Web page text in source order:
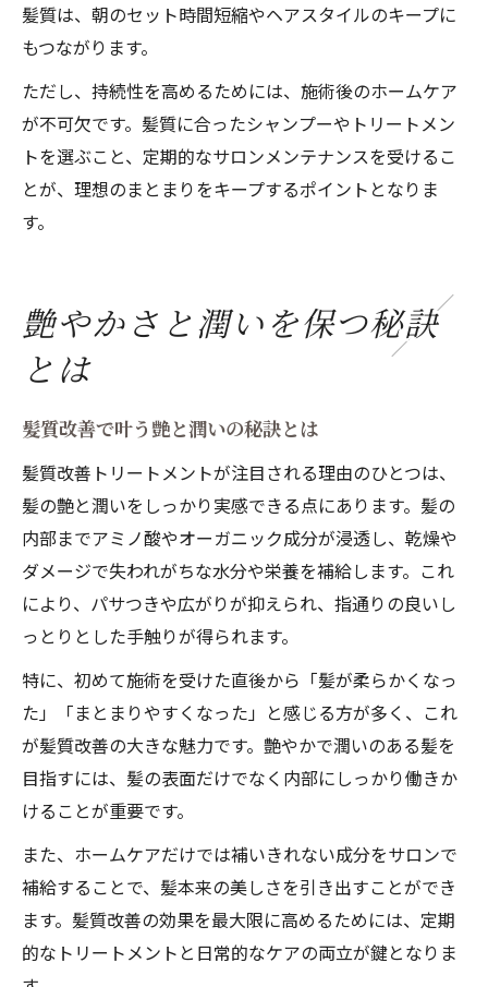
髪質は、朝のセット時間短縮やヘアスタイルのキープに
もつながります。
ただし、持続性を高めるためには、施術後のホームケア
が不可欠です。髪質に合ったシャンプーやトリートメン
トを選ぶこと、定期的なサロンメンテナンスを受けるこ
とが、理想のまとまりをキープするポイントとなりま
す。
艶やかさと潤いを保つ秘訣
とは
髪質改善で叶う艶と潤いの秘訣とは
髪質改善トリートメントが注目される理由のひとつは、
髪の艶と潤いをしっかり実感できる点にあります。髪の
内部までアミノ酸やオーガニック成分が浸透し、乾燥や
ダメージで失われがちな水分や栄養を補給します。これ
により、パサつきや広がりが抑えられ、指通りの良いし
っとりとした手触りが得られます。
特に、初めて施術を受けた直後から「髪が柔らかくなっ
た」「まとまりやすくなった」と感じる方が多く、これ
が髪質改善の大きな魅力です。艶やかで潤いのある髪を
目指すには、髪の表面だけでなく内部にしっかり働きか
けることが重要です。
また、ホームケアだけでは補いきれない成分をサロンで
補給することで、髪本来の美しさを引き出すことができ
ます。髪質改善の効果を最大限に高めるためには、定期
的なトリートメントと日常的なケアの両立が鍵となりま